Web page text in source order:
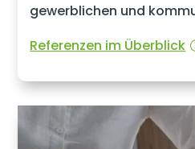
gewerblichen und
Referenzen im Überblick